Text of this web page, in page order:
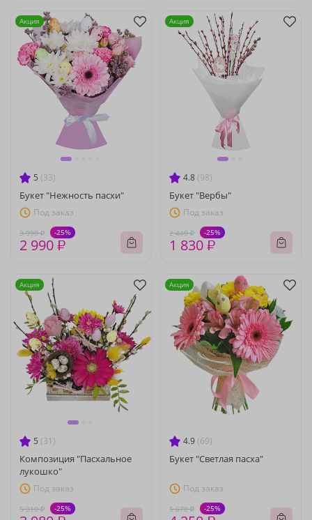
5 (33)
Букет "Нежность пасхи"
Под заказ
3 990 ₽ -25%
2 990 ₽
Акция
4.8 (98)
Букет "Вербы"
Под заказ
2 440 ₽ -25%
1 830 ₽
Акция
5 (31)
Композиция "Пасхальное
лукошко"
Под заказ
5 310 ₽ -25%
Акция
4.9 (69)
Букет "Светлая пасха"
Под заказ
5 670 ₽ -25%
Акция